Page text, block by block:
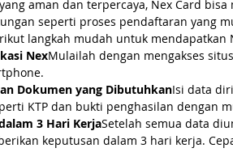
aman dan terpercaya, Nex Card
seperti proses pendaftaran yang
langkah mudah untuk mendapatkan
NexMulailah dengan mengakses
Dokumen yang DibutuhkanIsi data
KTP dan bukti penghasilan dengan
3 Hari KerjaSetelah semua data
keputusan dalam 3 hari kerja.